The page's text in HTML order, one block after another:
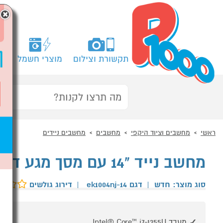
תקשורת וצילום מוצרי חשמל
ראשי מחשבים וציוד היקפי מחשבים מחשבים ניידים
מחשב נייד "14 עם מסך מגע דגם HP 14-ek1004nj
סוג מוצר: חדש | דגם 14-ek1004nj | דירוג גולשים
×